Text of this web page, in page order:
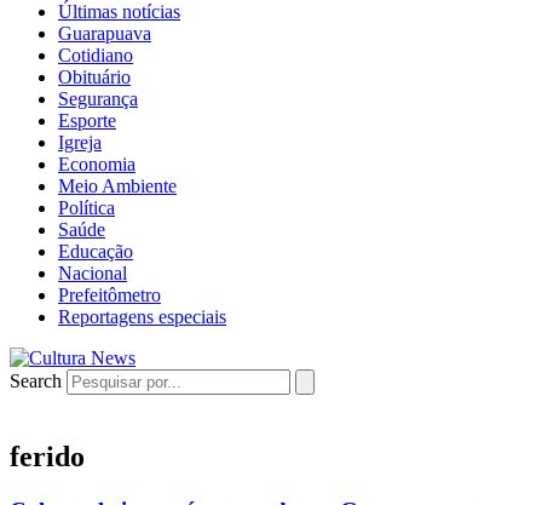
Últimas notícias
Guarapuava
Cotidiano
Obituário
Segurança
Esporte
Igreja
Economia
Meio Ambiente
Política
Saúde
Educação
Nacional
Prefeitômetro
Reportagens especiais
Search
ferido